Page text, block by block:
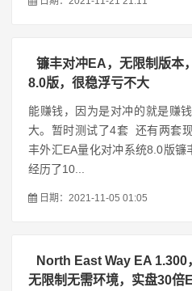
镰丰对冲EA，无限制版本
8.0版，很稳浮亏不大
能赚钱，因为是对冲的就是赚
大。暂时测试了4套 还有两套
丰外汇EA量化对冲系统8.0版镰
经历了10...
日期：2021-11-05 01:05
North East Way EA 1.300
无限制无需环境，实盘30倍